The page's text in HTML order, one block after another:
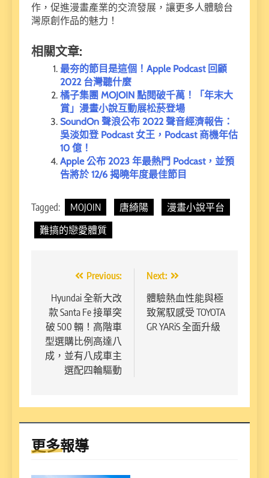
作，促進漫畫產業的交流發展，讓更多人體驗台
灣原創作品的魅力！
相關文章:
最夯的節目是這個！Apple Podcast 回顧
2022 台灣聽什麼
橘子集團 MOJOIN 點閱破千萬！「年末大
賞」漫畫小說互動展松菸登場
SoundOn 聲浪公布 2022 聲音經濟報告：
吳淡如登 Podcast 女王，Podcast 商機年估
10 億！
Apple 公布 2023 年最熱門 Podcast，並預
告將於 12/6 揭曉年度最佳節目
Tagged: MOJOIN 唐綺陽
漫畫小說平台
難搞的戀愛體質
章
導
覽
Previous:
Hyundai 全新大改
款 Santa Fe 接單突
破 500 輛！高階車
型選購比例高達八
成，並有八成車主
選配四輪驅動
Next:
體驗熱血性能與極
致駕馭感受 TOYOTA
GR YARiS 全面升級
更多報導